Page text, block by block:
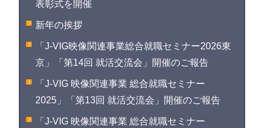
表彰式を開催
新年の挨拶
「J-VIG映像関連事業総合就職セミナー2026東
京」「第14回 就活交流会」開催のご報告
「J-VIG 映像関連事業 総合就職セミナー
2025」「第13回 就活交流会」開催のご報告
「J-VIG 映像関連事業 総合就職セミナー